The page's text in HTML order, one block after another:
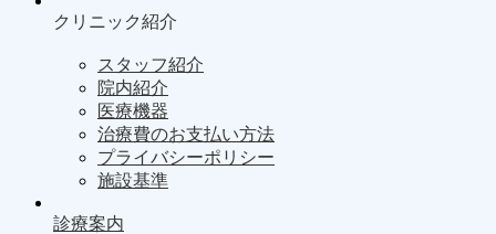
クリニック紹介
スタッフ紹介
院内紹介
医療機器
治療費のお支払い方法
プライバシーポリシー
施設基準
診療案内